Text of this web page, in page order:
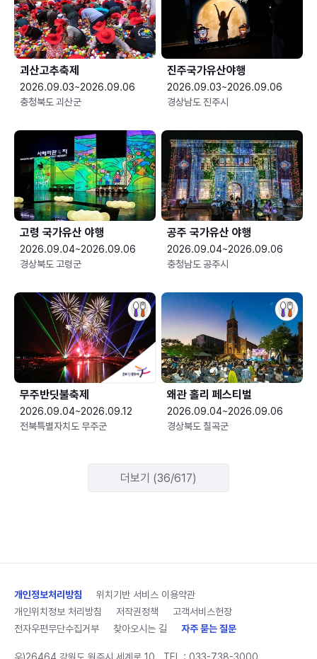
괴산고추축제
2026.09.03~2026.09.06
충청북도 괴산군
진주국가유산야행
2026.09.03~2026.09.06
경상남도 진주시
고령 국가유산 야행
2026.09.04~2026.09.06
경상북도 고령군
공주 국가유산 야행
2026.09.04~2026.09.06
충청남도 공주시
무주반딧불축제
2026.09.04~2026.09.12
전북특별자치도 무주군
왜관 홀리 페스티벌
2026.09.04~2026.09.06
경상북도 칠곡군
더보기 (36/617)
개인정보처리방침
위치기반 서비스 이용약관
개인위치정보 처리방침
저작권정책
고객서비스헌장
전자우편무단수집거부
찾아오시는 길 자주 묻는 질문